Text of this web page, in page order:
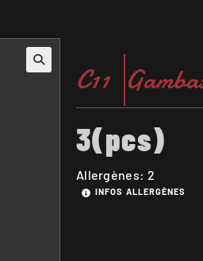
C11
3(pcs)
Allergènes: 2
INFOS ALLERGÈNES